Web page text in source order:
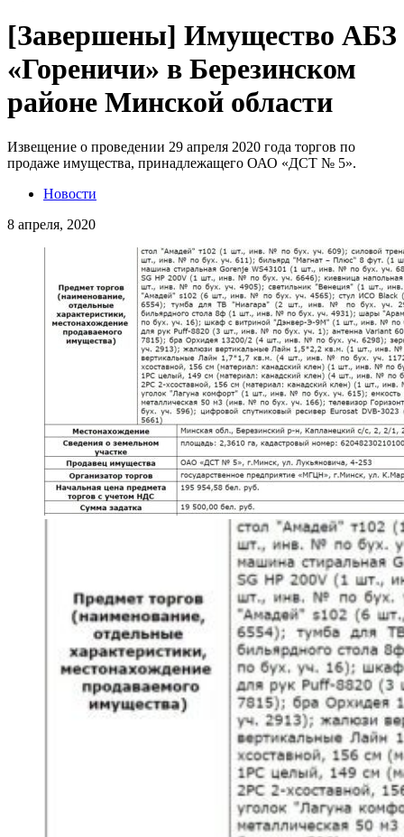
[Завершены] Имущество АБЗ
«Гореничи» в Березинском
районе Минской области
Извещение о проведении 29 апреля 2020 года торгов по
продаже имущества, принадлежащего ОАО «ДСТ № 5».
Новости
8 апреля, 2020